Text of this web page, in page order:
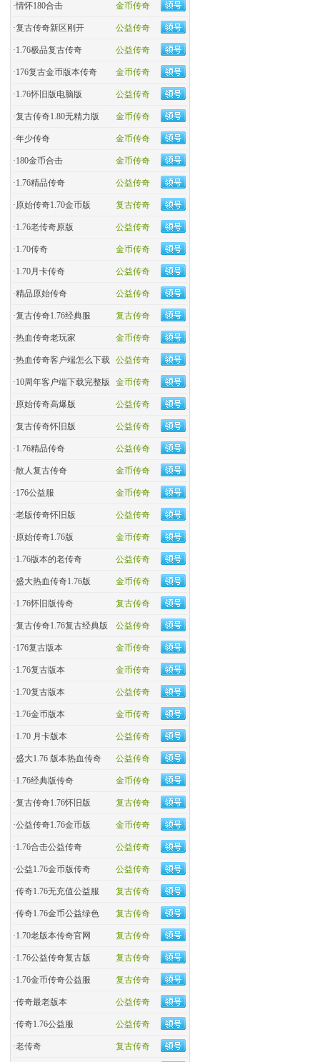
金币传奇
·情怀180合击
公益传奇
·复古传奇新区刚开
公益传奇
·1.76极品复古传奇
金币传奇
·176复古金币版本传奇
公益传奇
·1.76怀旧版电脑版
金币传奇
·复古传奇1.80无精力版
金币传奇
·年少传奇
金币传奇
·180金币合击
公益传奇
·​1.76精品传奇
复古传奇
·原始传奇1.70金币版
公益传奇
·1.76老传奇原版
金币传奇
·1.70传奇
公益传奇
·1.70月卡传奇
公益传奇
·精品原始传奇
复古传奇
·复古传奇1.76经典服
金币传奇
·热血传奇老玩家
公益传奇
·热血传奇客户端怎么下载
金币传奇
·10周年客户端下载完整版
公益传奇
·原始传奇高爆版
公益传奇
·复古传奇怀旧版
公益传奇
·1.76精品传奇
金币传奇
·散人复古传奇
金币传奇
·176公益服
公益传奇
·老版传奇怀旧版
金币传奇
·原始传奇1.76版
公益传奇
·1.76版本的老传奇
金币传奇
·盛大热血传奇1.76版
复古传奇
·1.76怀旧版传奇
公益传奇
·复古传奇1.76复古经典版
金币传奇
·176复古版本
金币传奇
·1.76复古版本
公益传奇
·1.70复古版本
金币传奇
·1.76金币版本
公益传奇
·1.70 月卡版本
公益传奇
·盛大1.76 版本热血传奇
金币传奇
·​1.76经典版传奇
复古传奇
·复古传奇1.76怀旧版
金币传奇
·​公益传奇1.76金币版
公益传奇
·1.76合击公益传奇
公益传奇
·公益1.76金币版传奇
复古传奇
·传奇1.76无充值公益服
复古传奇
·传奇1.76金币公益绿色
复古传奇
·1.70老版本传奇官网
复古传奇
·1.76公益传奇复古版
复古传奇
·​1.76金币传奇公益服
公益传奇
·​传奇最老版本
公益传奇
·传奇1.76公益服
复古传奇
·老传奇